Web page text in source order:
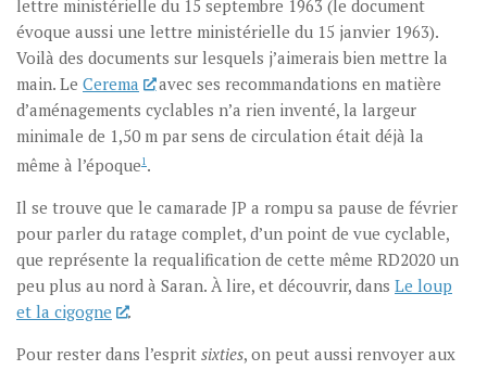
lettre ministérielle du 15 septembre 1963 (le document
évoque aussi une lettre ministérielle du 15 janvier 1963).
Voilà des documents sur lesquels j’aimerais bien mettre la
main. Le Cerema
avec ses recommandations en matière
d’aménagements cyclables n’a rien inventé, la largeur
minimale de 1,50 m par sens de circulation était déjà la
même à l’époque1.
Il se trouve que le camarade JP a rompu sa pause de février
pour parler du ratage complet, d’un point de vue cyclable,
que représente la requalification de cette même RD2020 un
peu plus au nord à Saran. À lire, et découvrir, dans Le loup
et la cigogne
.
Pour rester dans l’esprit sixties, on peut aussi renvoyer aux